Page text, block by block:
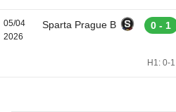
05/04
2026
Sparta Prague B 0 - 1
H1: 0-1